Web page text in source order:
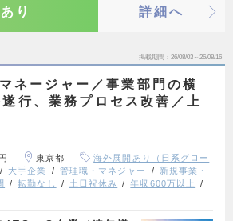
り 詳細へ
掲載期間 26/08/03～26/08/16
ネージャー／事業部門の横
行、業務プロセス改善／上
東京都
海外展開あり（日系グロー
大手企業 管理職・マネジャー
新規事業・
転勤なし 土日祝休み
年収600万以上